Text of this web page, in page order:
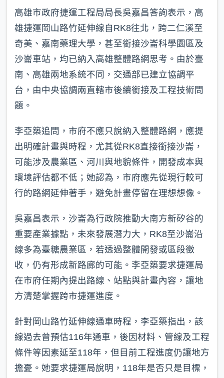
高雄市政府捷運工程局局長吳嘉昌答詢表示，高
雄捷運岡山路竹延伸線自RK8往北，跨二仁溪至
奇美、嘉南藥理大學，甚至銜接沙崙科學園區及
沙崙車站，均已納入高雄整體路網思考。由於臺
南、高雄兩地系統不同，交通部已建立協調平
台，由中央協調兩直轄市後續銜接及工程技術問
題。
李亞築追問，市府不應只說納入整體路網，應提
出明確計畫與時程，尤其從RK8直接銜接沙崙，
可能涉及農業區、河川與地貌條件，開發成本與
環境評估都不低；她認為，市府應先從現行較可
行的路網延伸著手，避免計畫停留在理想想像。
吳嘉昌表示，沙崙為行政院推動大南方新矽谷的
重要產業據點，未來發展潛力大，RK8至沙崙沿
線多為臺糖農業區，若透過整體開發或區段徵
收，仍有形成新路廊的可能。李亞築要求捷運局
在市府任期內提出路線、站點與計畫內容，讓地
方清楚掌握跨市捷運進度。
針對岡山路竹延伸線通車時程，李亞築指出，該
線過去曾預估116年通車，後因材料、管線及工程
條件等因素延至118年，但目前工程進度仍讓地方
擔憂。她要求捷運局說明，118年是否只是目標，